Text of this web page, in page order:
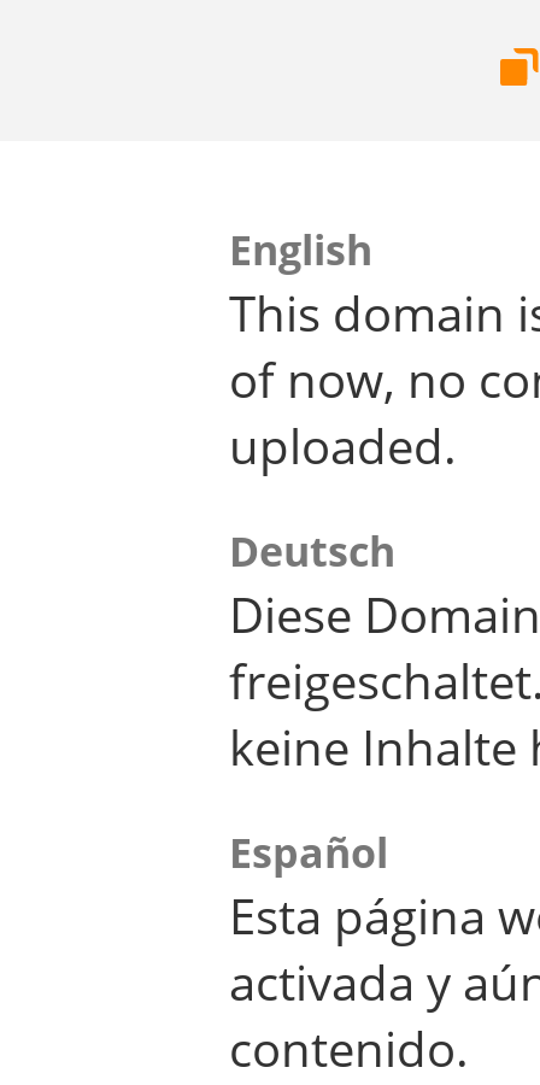
English
This domain
of now, no
uploaded.
Deutsch
Diese
keine Inhalte
Español
Esta página
activada y
contenido.